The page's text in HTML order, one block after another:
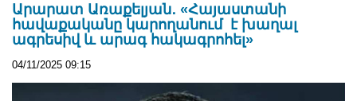
Արարատ Առաքելյան․ «Հայաստանի
հավաքականը կարողանում է խաղալ
ագրեսիվ և արագ հակագրոհել»
04/11/2025 09:15